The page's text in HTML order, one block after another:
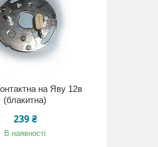
на Яву 12в
(блакитна)
239 ₴
В наявності